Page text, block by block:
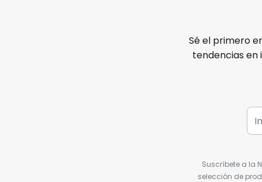
Sé el primero
tendencias en
Suscríbete a la
selección de